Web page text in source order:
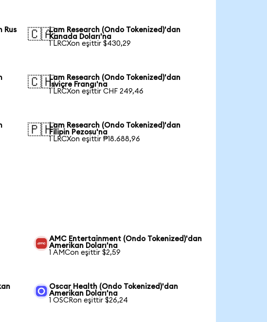
Rus
🇨🇦Lam Research (Ondo Tokenized)'dan
Kanada Doları'na
1 LRCXon eşittir $430,29
🇨🇭Lam Research (Ondo Tokenized)'dan
İsviçre Frangı'na
1 LRCXon eşittir CHF 249,46
🇵🇭Lam Research (Ondo Tokenized)'dan
Filipin Pezosu'na
1 LRCXon eşittir ₱18.688,96
AMC Entertainment (Ondo Tokenized)'dan
Amerikan Doları'na
1 AMCon eşittir $2,59
Oscar Health (Ondo Tokenized)'dan
Amerikan Doları'na
1 OSCRon eşittir $26,24